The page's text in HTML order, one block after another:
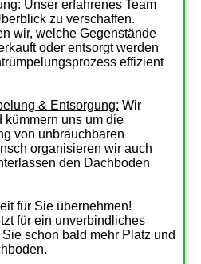
Unser erfahrenes Team
zu verschaffen.
wir, welche Gegenstände
oder entsorgt werden
effizient
& Entsorgung: Wir
kümmern uns um die
von unbrauchbaren
organisieren wir auch
den Dachboden
für Sie übernehmen!
für ein unverbindliches
schon bald mehr Platz und